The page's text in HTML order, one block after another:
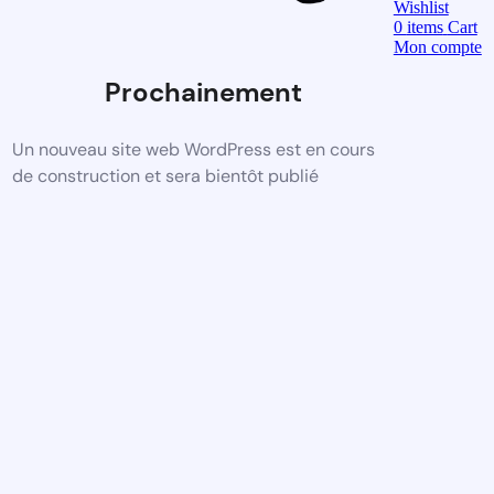
Prochainement
Un nouveau site web WordPress est en cours
de construction et sera bientôt publié
Wishlist
0 items Cart
Mon compte